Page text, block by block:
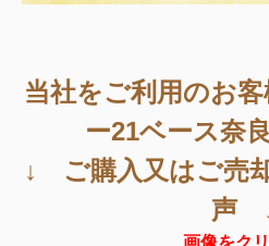
当社をご利用のお
ー21ベース奈
↓ ご購入又はご売
声